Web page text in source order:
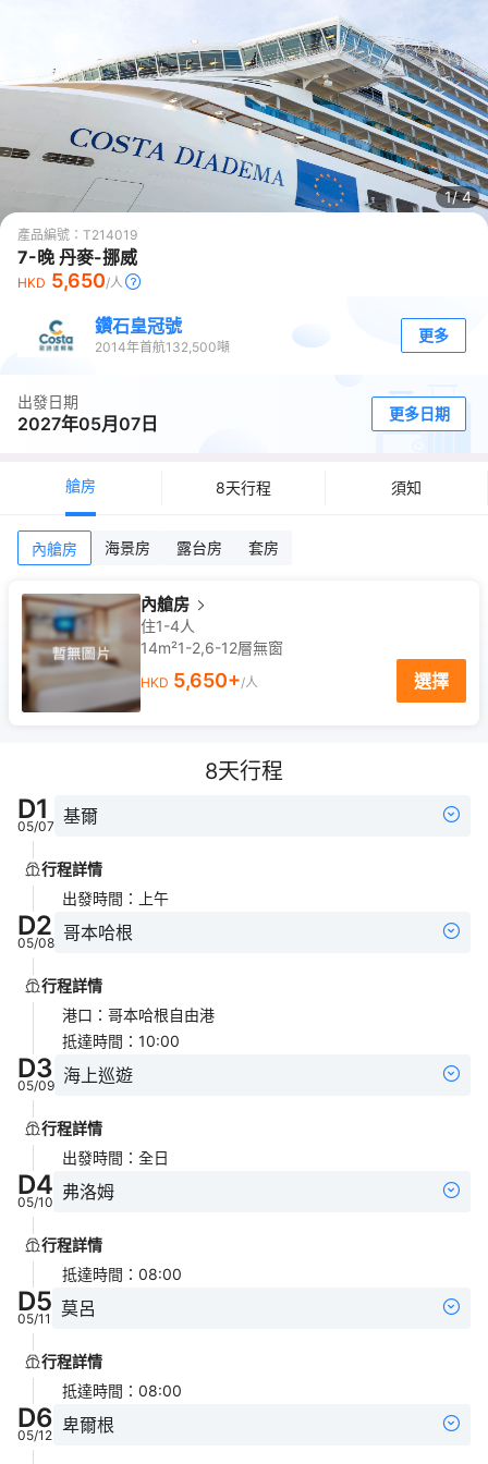
1/4
產品編號： T214019
7-晚 丹麥-挪威
HKD 5,650/人
鑽石皇冠號
2014年首航132,500噸
更多
出發日期
2027年05月07日 更多日期
艙房 8天行程 須知
內艙房 海景房 露台房 套房
內艙房
住1-4人
14m²1-2,6-12層無窗
HKD 5,650+/人 選擇
8天行程
D1
05/07 基爾
行程詳情
出發時間 ： 上午
D2
05/08 哥本哈根
行程詳情
港口 ： 哥本哈根自由港
抵達時間 ： 10:00
D3
05/09 海上巡遊
行程詳情
出發時間 ： 全日
D4
05/10 弗洛姆
行程詳情
抵達時間 ： 08:00
D5
05/11 莫呂
行程詳情
抵達時間 ： 08:00
D6
05/12 卑爾根